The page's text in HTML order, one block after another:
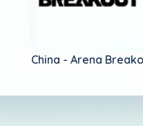
China - Arena